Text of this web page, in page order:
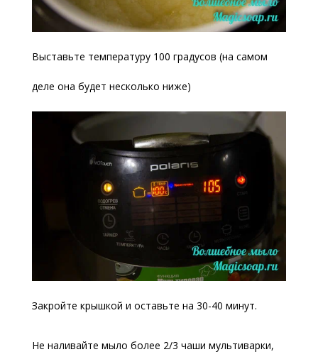
Выставьте температуру 100 градусов (на самом
деле она будет несколько ниже)
Закройте крышкой и оставьте на 30-40 минут.
Не наливайте мыло более 2/3 чаши мультиварки,